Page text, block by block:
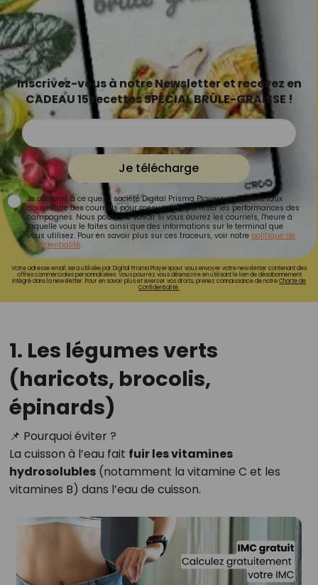
Inscrivez-vous à notre Newsletter et recevez en
CADEAU 15 recettes SPÉCIAL BRÛLE-GRAISSE !
Je télécharge
Je consens à ce que la société Digital Prisma Players analyse le taux
d'ouverture des courriels pour mesurer et optimiser les performances des
campagnes. Nous pourrons savoir si vous ouvrez les courriels, l'heure à
laquelle vous le faites ainsi que des informations sur le terminal que
vous utilisez. Pour en savoir plus sur ces traceurs, voir notre politique de
confidentialité.
Votre adresse email sera utilisée par Digital Prisma Playerspour vous envoyer votre newsletter contenant des
offres commerciales personnalisées. Vous pourrez vous désinscrire en utilisant le lien de désabonnement
intégré dans la newsletter. Pour en savoir plus et exercer vos droits, prenez connaissance de notreCharte de
Confidentialité.
1. Les légumes verts
(haricots, brocolis,
épinards)
📌 Pourquoi éviter ?
La cuisson à l’eau fait fuir les vitamines
hydrosolubles(notamment la vitamine C et les
vitamines B) dans l’eau de cuisson.